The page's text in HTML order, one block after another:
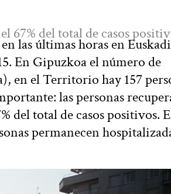
67% del total de casos
las últimas horas en
En Gipuzkoa el número de
en el Territorio hay 157
las personas
del total de casos positivos.
permanecen